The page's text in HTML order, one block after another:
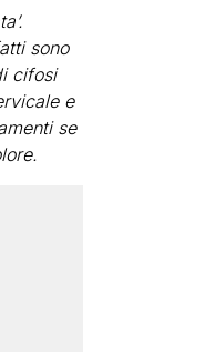
sono
cifosi
e
se